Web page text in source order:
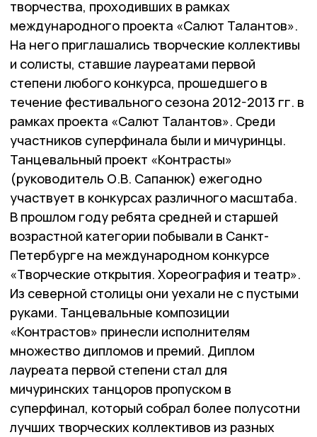
творчества, проходивших в рамках
международного проекта «Салют Талантов».
На него приглашались творческие коллективы
и солисты, ставшие лауреатами первой
степени любого конкурса, прошедшего в
течение фестивального сезона 2012-2013 гг. в
рамках проекта «Салют Талантов». Среди
участников суперфинала были и мичуринцы.
Танцевальный проект «Контрасты»
(руководитель О.В. Сапанюк) ежегодно
участвует в конкурсах различного масштаба.
В прошлом году ребята средней и старшей
возрастной категории побывали в Санкт-
Петербурге на международном конкурсе
«Творческие открытия. Хореография и театр».
Из северной столицы они уехали не с пустыми
руками. Танцевальные композиции
«Контрастов» принесли исполнителям
множество дипломов и премий. Диплом
лауреата первой степени стал для
мичуринских танцоров пропуском в
суперфинал, который собрал более полусотни
лучших творческих коллективов из разных